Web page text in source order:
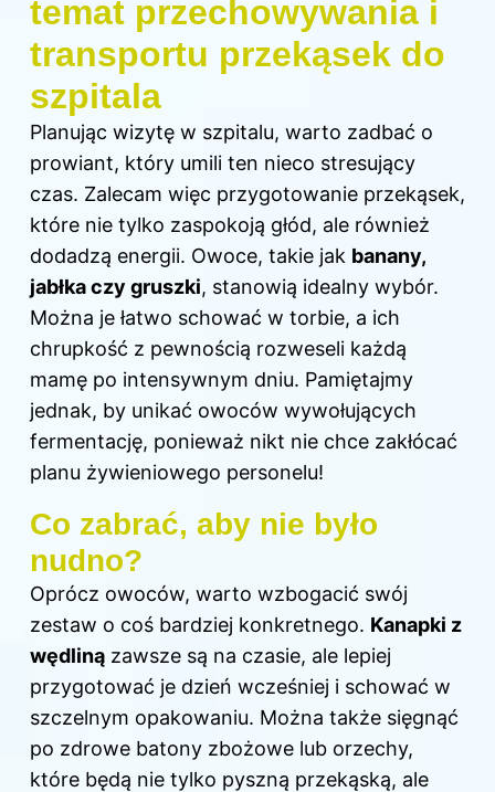
temat przechowywania i
transportu przekąsek do
szpitala
Planując wizytę w szpitalu, warto zadbać o
prowiant, który umili ten nieco stresujący
czas. Zalecam więc przygotowanie przekąsek,
które nie tylko zaspokoją głód, ale również
dodadzą energii. Owoce, takie jak banany,
jabłka czy gruszki, stanowią idealny wybór.
Można je łatwo schować w torbie, a ich
chrupkość z pewnością rozweseli każdą
mamę po intensywnym dniu. Pamiętajmy
jednak, by unikać owoców wywołujących
fermentację, ponieważ nikt nie chce zakłócać
planu żywieniowego personelu!
Co zabrać, aby nie było
nudno?
Oprócz owoców, warto wzbogacić swój
zestaw o coś bardziej konkretnego. Kanapki z
wędliną zawsze są na czasie, ale lepiej
przygotować je dzień wcześniej i schować w
szczelnym opakowaniu. Można także sięgnąć
po zdrowe batony zbożowe lub orzechy,
które będą nie tylko pyszną przekąską, ale